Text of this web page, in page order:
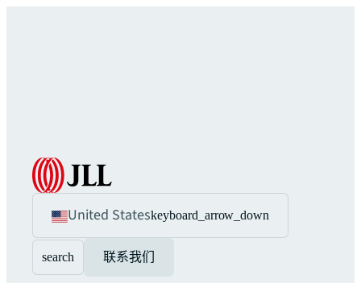
United Stateskeyboard_arrow_down
search 联系我们